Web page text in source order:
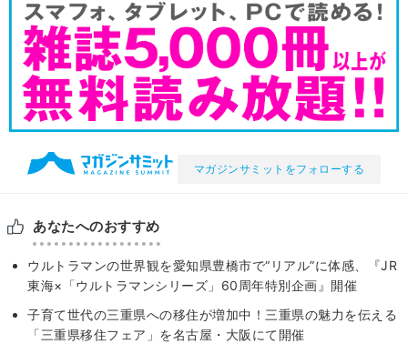
マガジンサミットをフォローする
あなたへのおすすめ
ウルトラマンの世界観を愛知県豊橋市で“リアル”に体感、『JR
東海×「ウルトラマンシリーズ」60周年特別企画』開催
子育て世代の三重県への移住が増加中！三重県の魅力を伝える
「三重県移住フェア」を名古屋・大阪にて開催